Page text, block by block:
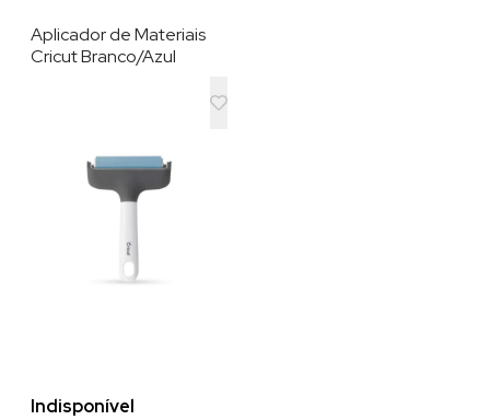
Aplicador de Materiais
Cricut Branco/Azul
Indisponível